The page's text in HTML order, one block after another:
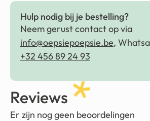
Hulp nodig bij je bestelling?
Neem gerust contact op via
info@oepsiepoepsie.be,
+32 456 89 24 93
Reviews
Er zijn nog geen beoordelingen